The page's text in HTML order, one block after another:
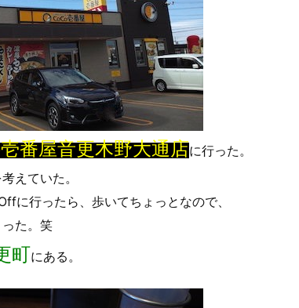
番屋音更木野大通店に行った。
えていた。
に行ったら、歩いてちょっとなので、
た。笑
町にある。